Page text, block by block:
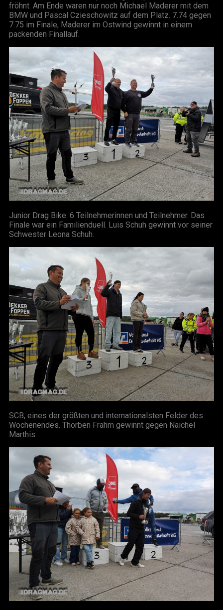
fröhnt. Am Ende waren nur noch Michael Maderer mit dem
BMW und Pascal Czieschowitz auf dem Platz. 7.74 gegen
7.75 im Finale, Maderer im Ostwind gewinnt in einem
packenden Finallauf.
Junior Drag Bike: 6 Teilnehmerinnen und Teilnehmer. Das
Finale war ein Familienduell. Luis Schuh gewinnt vor seiner
Schwester Leona Schuh.
SCB, eines der größten und internationalsten Felder des
Wochenendes. Thorben Frahm gewinnt gegen Naichel
Marthis.